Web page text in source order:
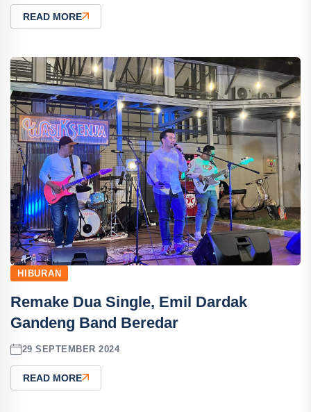
READ MORE
HIBURAN
Remake Dua Single, Emil Dardak
Gandeng Band Beredar
29 SEPTEMBER 2024
READ MORE